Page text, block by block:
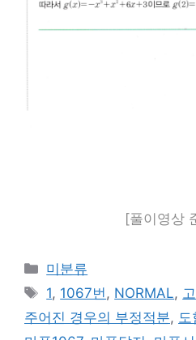
[풀이영상
카
테
리
미분류
태
그
1, 1067번, NORMAL,
주어진 경우의 부정적분, 도